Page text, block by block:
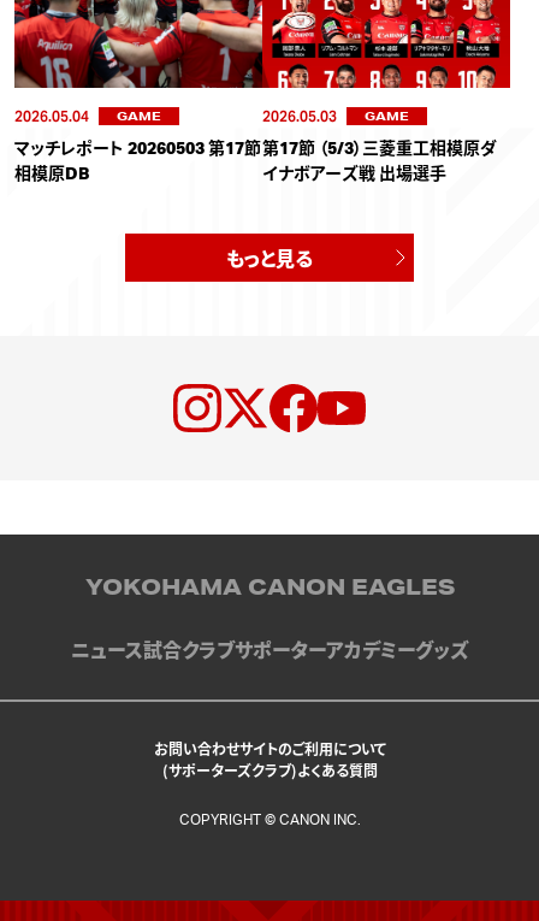
2026.05.04 GAME
マッチレポート 20260503 第17節
相模原DB
2026.05.03 GAME
第17節 （5/3）三菱重工相模原ダ
イナボアーズ戦 出場選手
もっと見る
YOKOHAMA CANON EAGLES
ニュース試合クラブサポーターアカデミーグッズ
お問い合わせサイトのご利用について
(サポーターズクラブ)よくある質問
COPYRIGHT © CANON INC.